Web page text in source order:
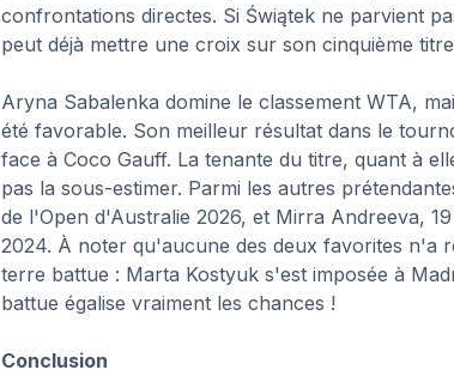
confrontations directes. Si Świątek ne parvient
peut déjà mettre une croix sur son cinquième
Aryna Sabalenka domine le classement WTA,
été favorable. Son meilleur résultat dans le
face à Coco Gauff. La tenante du titre, quant à
pas la sous-estimer. Parmi les autres
de l'Open d'Australie 2026, et Mirra Andreeva,
2024. À noter qu'aucune des deux favorites n'a
terre battue : Marta Kostyuk s'est imposée à
battue égalise vraiment les chances !
Conclusion